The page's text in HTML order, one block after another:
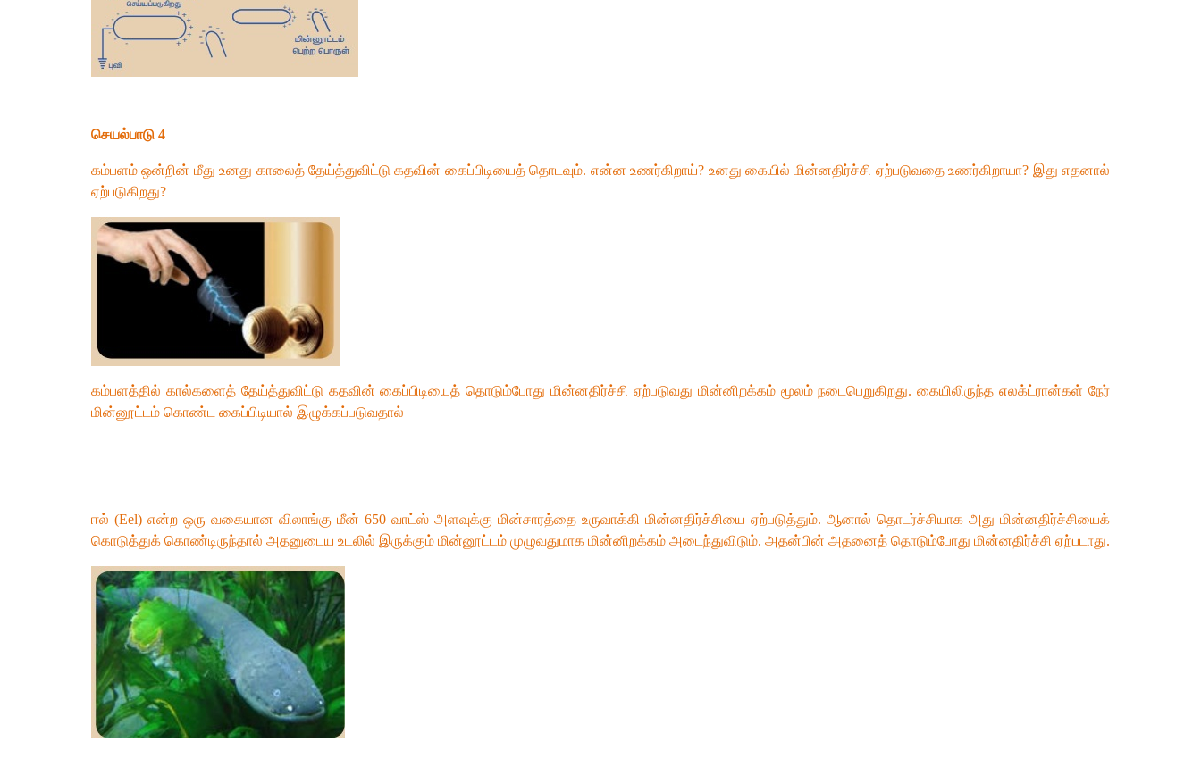
செயல்பாடு 4
கம்பளம் ஒன்றின் மீது உனது காலைத் தேய்த்துவிட்டு கதவின் கைப்பிடியைத் தொடவும். என்ன உணர்கிறாய்? உனது கையில் மின்னதிர்ச்சி ஏற்படுவதை உணர்கிறாயா? இது எதனால்
ஏற்படுகிறது?
கம்பளத்தில் கால்களைத் தேய்த்துவிட்டு கதவின் கைப்பிடியைத் தொடும்போது மின்னதிர்ச்சி ஏற்படுவது மின்னிறக்கம் மூலம் நடைபெறுகிறது. கையிலிருந்த எலக்ட்ரான்கள் நேர்
மின்னூட்டம் கொண்ட கைப்பிடியால் இழுக்கப்படுவதால்
ஈல் (Eel) என்ற ஒரு வகையான விலாங்கு மீன் 650 வாட்ஸ் அளவுக்கு மின்சாரத்தை உருவாக்கி மின்னதிர்ச்சியை ஏற்படுத்தும். ஆனால் தொடர்ச்சியாக அது மின்னதிர்ச்சியைக்
கொடுத்துக் கொண்டிருந்தால் அதனுடைய உடலில் இருக்கும் மின்னூட்டம் முழுவதுமாக மின்னிறக்கம் அடைந்துவிடும். அதன்பின் அதனைத் தொடும்போது மின்னதிர்ச்சி ஏற்படாது.